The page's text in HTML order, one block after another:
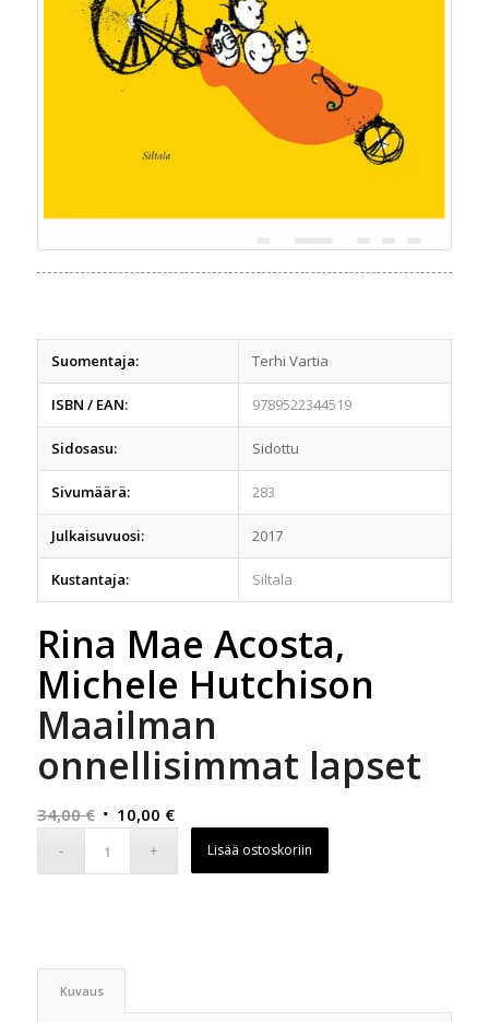
Suomentaja: Terhi Vartia
ISBN / EAN: 9789522344519
Sidosasu: Sidottu
Sivumäärä: 283
Julkaisuvuosi: 2017
Kustantaja: Siltala
Rina Mae Acosta,
Michele Hutchison
Maailman
onnellisimmat lapset
34,00€ Alkuperäinen
10,00 €Nykyinen
Lisää ostoskoriin
Kuvaus